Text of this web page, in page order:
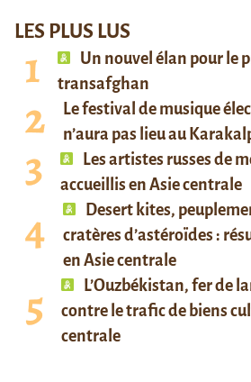
LES PLUS LUS
Un nouvel élan pour le
transafghan
Le festival de musique
n’aura pas lieu au
Les artistes russes de
accueillis en Asie centrale
Desert kites,
cratères d’astéroïdes :
en Asie centrale
L’Ouzbékistan, fer de
contre le trafic de biens
centrale